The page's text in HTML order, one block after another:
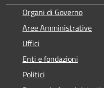
Organi di Governo
Aree Amministrative
Uffici
Enti e fondazioni
Politici